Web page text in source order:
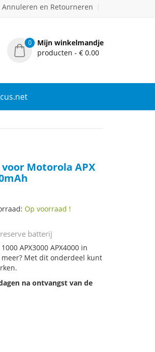
Annuleren en Retourneren
0
Mijn winkelmandje
producten - € 0.00
Motorola APX
Op voorraad !
batterij
APX3000 APX4000 in
Met dit onderdeel kunt
na ontvangst van de